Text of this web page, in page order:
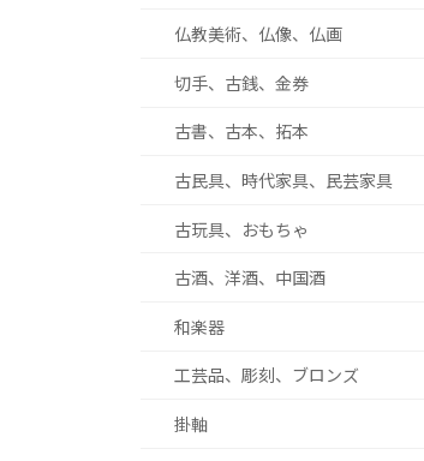
仏教美術、仏像、仏画
切手、古銭、金券
古書、古本、拓本
古民具、時代家具、民芸家具
古玩具、おもちゃ
古酒、洋酒、中国酒
和楽器
工芸品、彫刻、ブロンズ
掛軸